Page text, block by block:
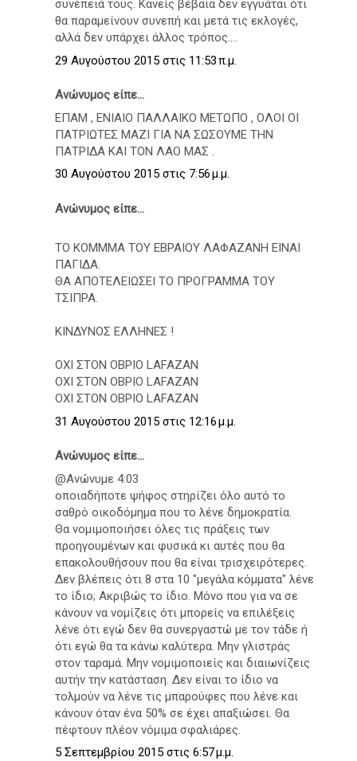
συνέπειά τους. Κανείς βέβαια δεν εγγυάται ότι
θα παραμείνουν συνεπή και μετά τις εκλογές,
αλλά δεν υπάρχει άλλος τρόπος....
29 Αυγούστου 2015 στις 11:53 π.μ.
Ανώνυμος είπε...
ΕΠΑΜ , ΕΝΙΑΙΟ ΠΑΛΛΑΙΚΟ ΜΕΤΩΠΟ , ΟΛΟΙ ΟΙ
ΠΑΤΡΙΩΤΕΣ ΜΑΖΙ ΓΙΑ ΝΑ ΣΩΣΟΥΜΕ ΤΗΝ
ΠΑΤΡΙΔΑ ΚΑΙ ΤΟΝ ΛΑΟ ΜΑΣ .
30 Αυγούστου 2015 στις 7:56 μ.μ.
Ανώνυμος είπε...
ΤΟ ΚΟΜΜΜΑ ΤΟΥ ΕΒΡΑΙΟΥ ΛΑΦΑΖΑΝΗ ΕΙΝΑΙ
ΠΑΓΙΔΑ.
ΘΑ ΑΠΟΤΕΛΕΙΩΣΕΙ ΤΟ ΠΡΟΓΡΑΜΜΑ ΤΟΥ
ΤΣΙΠΡΑ.
ΚΙΝΔΥΝΟΣ ΕΛΛΗΝΕΣ !
OXI ΣTON OBΡIO LAFAZAN
OXI ΣTON OBΡIO LAFAZAN
OXI ΣTON OBΡIO LAFAZAN
31 Αυγούστου 2015 στις 12:16 μ.μ.
Ανώνυμος είπε...
@Ανώνυμε 4:03
οποιαδήποτε ψήφος στηρίζει όλο αυτό το
σαθρό οικοδόμημα που το λένε δημοκρατία.
Θα νομιμοποιήσει όλες τις πράξεις των
προηγουμένων και φυσικά κι αυτές που θα
επακολουθήσουν που θα είναι τρισχειρότερες.
Δεν βλέπεις ότι 8 στα 10 "μεγάλα κόμματα" λένε
το ίδιο; Ακριβώς το ίδιο. Μόνο που για να σε
κάνουν να νομίζεις ότι μπορείς να επιλέξεις
λένε ότι εγώ δεν θα συνεργαστώ με τον τάδε ή
ότι εγώ θα τα κάνω καλύτερα. Μην γλιστράς
στον ταραμά. Μην νομιμοποιείς και διαιωνίζεις
αυτήν την κατάσταση. Δεν είναι το ίδιο να
τολμούν να λένε τις μπαρούφες που λένε και
κάνουν όταν ένα 50% σε έχει απαξιώσει. Θα
πέφτουν πλέον νόμιμα σφαλιάρες.
5 Σεπτεμβρίου 2015 στις 6:57 μ.μ.